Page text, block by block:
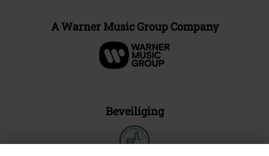
A Warner Music Group Company
Beveiliging